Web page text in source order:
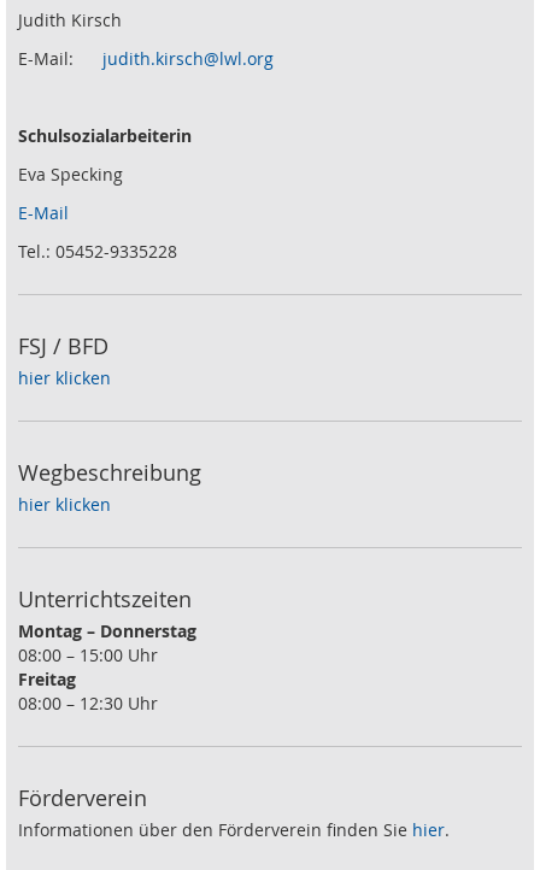
Judith Kirsch
E-Mail: judith.kirsch@lwl.org
Schulsozialarbeiterin
Eva Specking
E-Mail
Tel.: 05452-9335228
FSJ / BFD
hier klicken
Wegbeschreibung
hier klicken
Unterrichtszeiten
Montag – Donnerstag
08:00 – 15:00 Uhr
Freitag
08:00 – 12:30 Uhr
Förderverein
Informationen über den Förderverein finden Sie hier.